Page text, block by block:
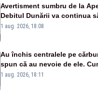
Avertisment sumbru de la
Debitul Dunării va continua
Cernavodă s-ar putea închide
1 aug. 2026, 18:08
Au închis centralele pe
spun că au nevoie de ele.
pasează vina în plină criză
1 aug. 2026, 18:11